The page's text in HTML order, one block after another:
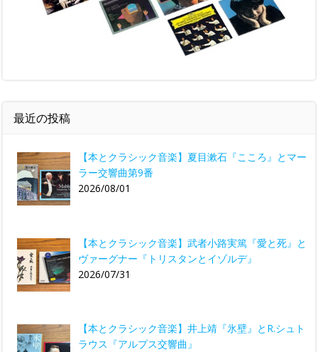
最近の投稿
【本とクラシック音楽】夏目漱石『こころ』とマー
ラー交響曲第9番
2026/08/01
【本とクラシック音楽】武者小路実篤『愛と死』と
ヴァーグナー『トリスタンとイゾルデ』
2026/07/31
【本とクラシック音楽】井上靖『氷壁』とR.シュト
ラウス『アルプス交響曲』